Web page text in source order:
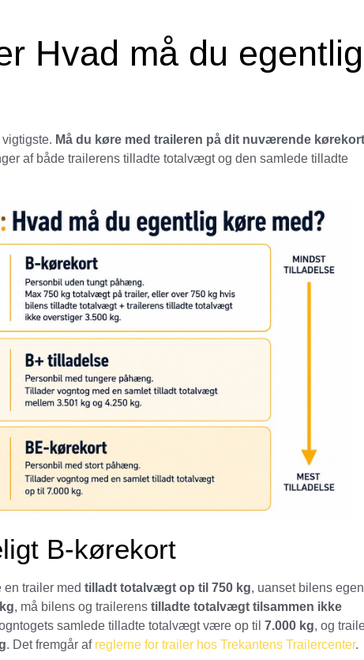
Hvad må du egentlig
Må du køre med traileren på dit nuværende
af både trailerens tilladte totalvægt og den samlede tilladte
B-kørekort
trailer med tilladt totalvægt op til 750 kg, uanset bilens egen
, må bilens og trailerens tilladte totalvægt tilsammen ikke
samlede tilladte totalvægt være op til 7.000 kg, og
. Det fremgår af reglerne for trailer hos Trekantens Trailercenter.